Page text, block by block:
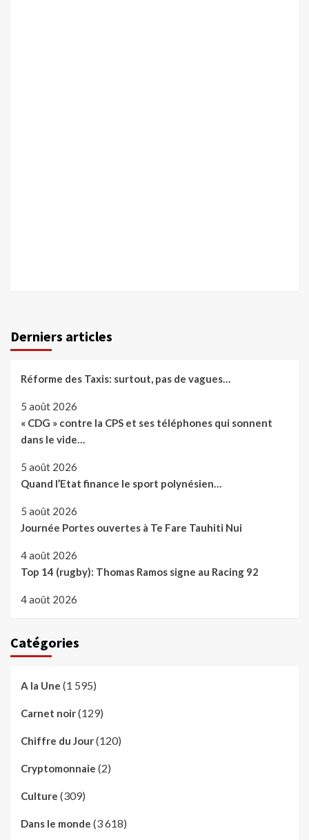
Derniers articles
Réforme des Taxis: surtout, pas de vagues…
5 août 2026
« CDG » contre la CPS et ses téléphones qui sonnent
dans le vide…
5 août 2026
Quand l’Etat finance le sport polynésien…
5 août 2026
Journée Portes ouvertes à Te Fare Tauhiti Nui
4 août 2026
Top 14 (rugby): Thomas Ramos signe au Racing 92
4 août 2026
Catégories
A la Une (1 595)
Carnet noir(129)
Chiffre du Jour(120)
Cryptomonnaie (2)
Culture (309)
Dans le monde (3 618)